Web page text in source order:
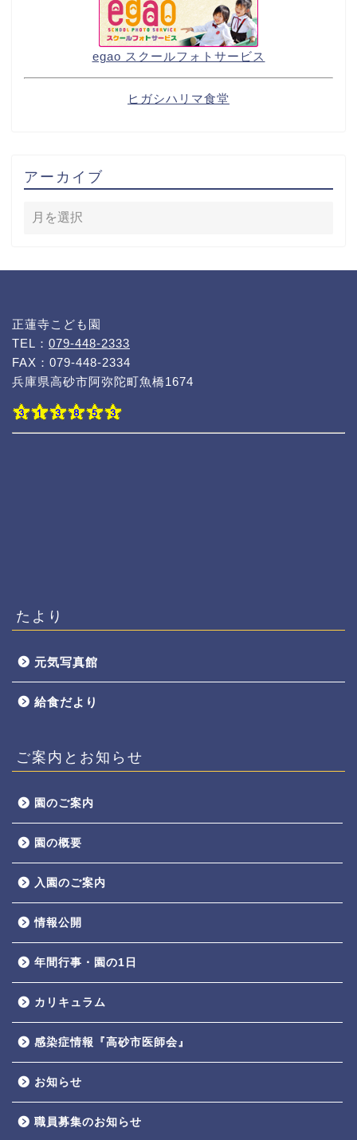
egao スクールフォトサービス
ヒガシハリマ食堂
アーカイブ
正蓮寺こども園
TEL： 079-448-2333
FAX：079-448-2334
兵庫県高砂市阿弥陀町魚橋1674
たより
元気写真館
給食だより
ご案内とお知らせ
園のご案内
園の概要
入園のご案内
情報公開
年間行事・園の1日
カリキュラム
感染症情報『高砂市医師会』
お知らせ
職員募集のお知らせ